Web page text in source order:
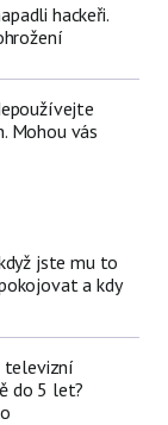
hackeři.
Mohou vás
jste mu to
a kdy
televizní
do 5 let?